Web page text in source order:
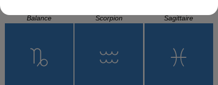
Balance Scorpion Sagittaire